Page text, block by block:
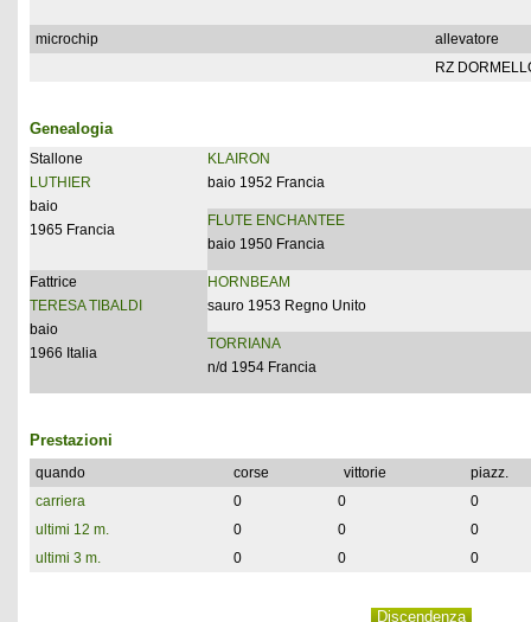
microchip
allevatore
RZ
Genealogia
Stallone
LUTHIER
baio
1965 Francia
KLAIRON
baio 1952 Francia
FLUTE ENCHANTEE
baio 1950 Francia
Fattrice
TERESA TIBALDI
baio
1966 Italia
HORNBEAM
sauro 1953 Regno Unito
TORRIANA
n/d 1954 Francia
Prestazioni
quando corse vittorie
piazz.
carriera
0 0
0
ultimi 12 m.
0 0
0
ultimi 3 m.
0 0 0